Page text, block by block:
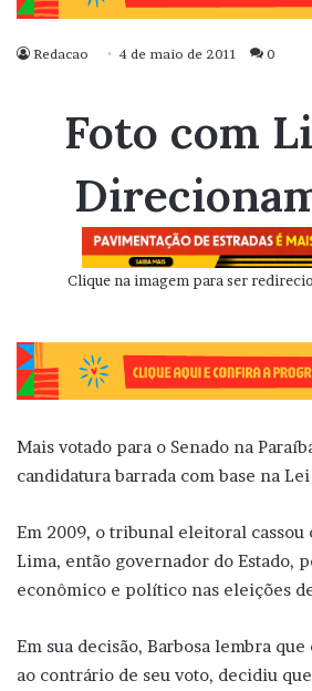
Redacao 4 de maio de 2011 0
Foto com
Clique na imagem para ser
Mais votado para o Senado na
candidatura barrada com base na
Em 2009, o tribunal eleitoral cassou
Lima, então governador do Estado,
econômico e político nas eleições
Em sua decisão, Barbosa lembra
ao contrário de seu voto, decidiu